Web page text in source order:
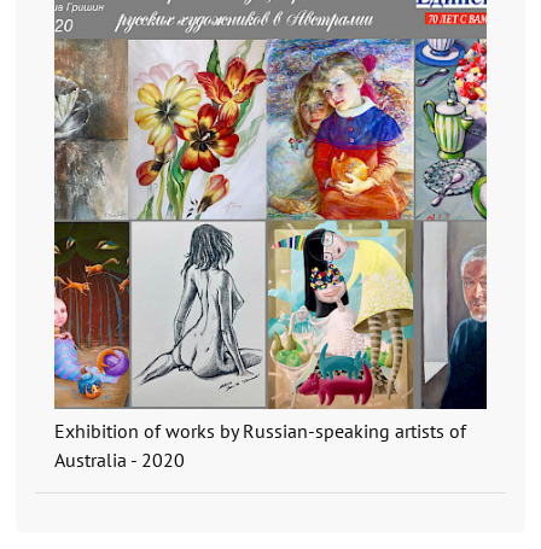
Exhibition of works by Russian-speaking artists of
Australia - 2020